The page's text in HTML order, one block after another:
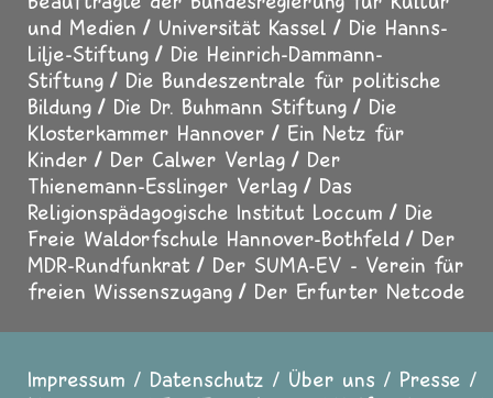
und Medien
Universität Kassel
Die Hanns-
Lilje-Stiftung
Die Heinrich-Dammann-
Stiftung
Die Bundeszentrale für politische
Bildung
Die Dr. Buhmann Stiftung
Die
Klosterkammer Hannover
Ein Netz für
Kinder
Der Calwer Verlag
Der
Thienemann-Esslinger Verlag
Das
Religionspädagogische Institut Loccum
Die
Freie Waldorfschule Hannover-Bothfeld
Der
MDR-Rundfunkrat
Der SUMA-EV - Verein für
freien Wissenszugang
Der Erfurter Netcode
Impressum Datenschutz Über uns
Presse